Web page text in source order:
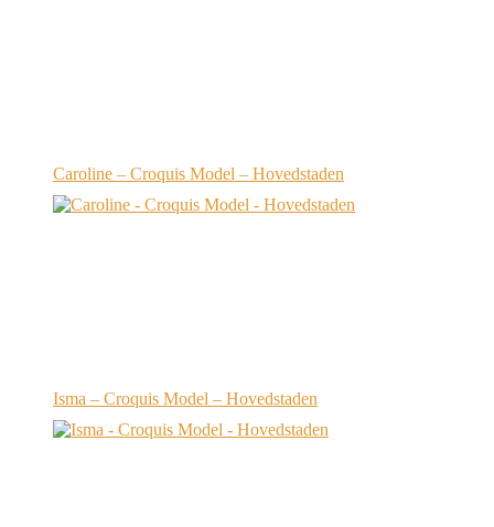
Caroline – Croquis Model – Hovedstaden
Isma – Croquis Model – Hovedstaden